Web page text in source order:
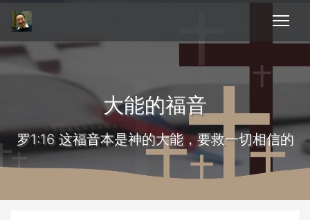
大能的福音
罗1:16 这福音本是神的大能，要救一切相信的